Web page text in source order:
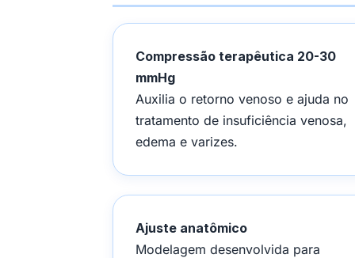
Compressão terapêutica 20-30
mmHg
Auxilia o retorno venoso e ajuda no
tratamento de insuficiência venosa,
edema e varizes.
Ajuste anatômico
Modelagem desenvolvida para